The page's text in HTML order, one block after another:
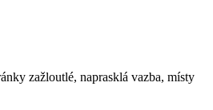
zažloutlé, naprasklá vazba, místy